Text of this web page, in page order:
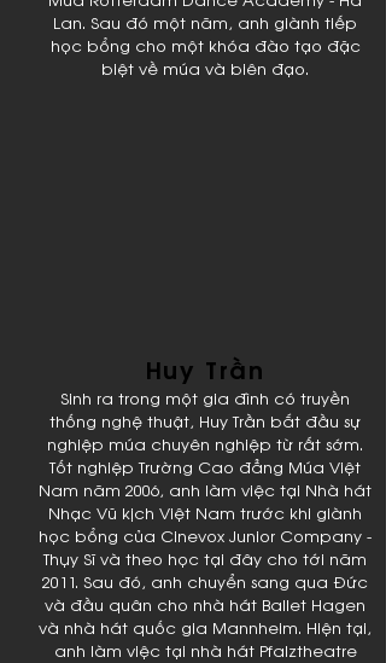
Lan. Sau đó một năm, anh giành tiếp
học bổng cho một khóa đào tạo đặc
biệt về múa và biên đạo.
Huy Trần
Sinh ra trong một gia đình có truyền
thống nghệ thuật, Huy Trần bắt đầu sự
nghiệp múa chuyên nghiệp từ rất sớm.
Tốt nghiệp Trường Cao đẳng Múa Việt
Nam năm 2006, anh làm việc tại Nhà hát
Nhạc Vũ kịch Việt Nam trước khi giành
học bổng của Cinevox Junior Company -
Thụy Sĩ và theo học tại đây cho tới năm
2011. Sau đó, anh chuyển sang qua Đức
và đầu quân cho nhà hát Ballet Hagen
và nhà hát quốc gia Mannheim. Hiện tại,
anh làm việc tại nhà hát Pfalztheatre